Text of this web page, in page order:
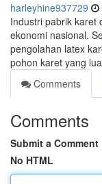
harleyhine937729
Industri pabrik karet
ekonomi nasional.
pengolahan latex
pohon karet yang
Comments
Comments
Submit a Comment
No HTML